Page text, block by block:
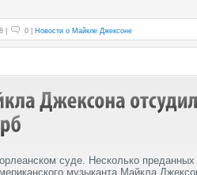
| 0 | Новости о Майкле Джексоне
суде. Несколько преданных
музыканта Майкла